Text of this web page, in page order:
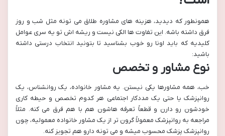
همونطور که دیدید، هزینه های مشاوره طلاق می تونه مثل شب و روز
فرق داشته باشه. این تفاوت ها الکی نیست و ریشه اش تو یه سری عوامل
کلیدیه که باید اونا رو خوب بشناسید تا بتونید انتخاب درستی داشته
باشید:
نوع مشاور و تخصص
خب، همه مشاورها یکی نیستن. یه مشاور خانواده، یک روانشناس، یک
روانپزشک یا حتی یک مددکار اجتماعی هر کدوم تخصص و حیطه کاری
خودشون رو دارن و قطعاً تعرفه هاشون هم با هم فرق می کنه. مثلاً
مراجعه به روانپزشک معمولاً گرون تر از یک مشاور خانواده معمولیه، چون
روانپزشک پزشک محسوب میشه و می تونه دارو هم تجویز کنه.